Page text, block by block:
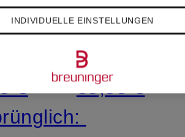
€
€
44,99 €
Bestpreis:
69,99 €
INDIVIDUELLE EINSTELLUNGEN